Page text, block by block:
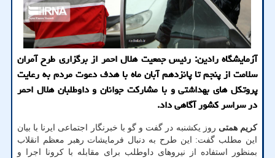
آزمایشگاه رادین: رئیس جمعیت هلال احمر از برگزاری طرح آمران
سلامت از پنجم تا پانزدهم آبان ماه با هدف دعوت مردم به رعایت
پروتكل های بهداشتی و با مشاركت جوانان و داوطلبان هلال احمر
در سراسر كشور آگاهی داد.
کریم همتی روز یکشنبه در گفت و گو با خبرنگار اجتماعی ایرنا با بیان
این مطلب گفت: این طرح به دنبال فرمایشات رهبر معظم انقلاب
بمنظور استفاده از نیروهای داوطلب برای مقابله با کرونا اجرا و